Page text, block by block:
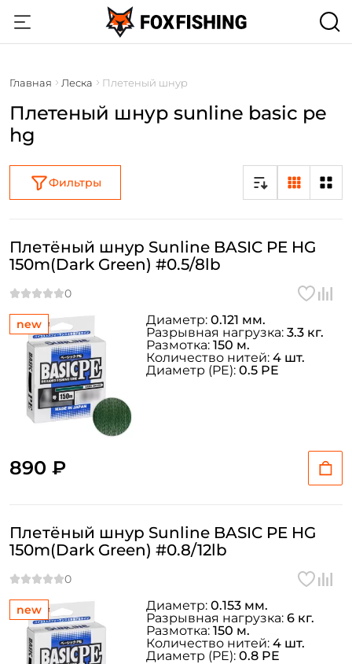
Главная Леска Плетеный шнур
Плетеный шнур sunline basic pe
hg
Фильтры
new
Плетёный шнур Sunline BASIC PE HG
150m(Dark Green) #0.5/8lb
890 ₽
Диаметр: 0.121 мм.
Разрывная нагрузка: 3.3 кг.
Размотка: 150 м.
Количество нитей: 4 шт.
Диаметр (PE): 0.5 PE
new
Плетёный шнур Sunline BASIC PE HG
150m(Dark Green) #0.8/12lb
Диаметр: 0.153 мм.
Разрывная нагрузка: 6 кг.
Размотка: 150 м.
Количество нитей: 4 шт.
Диаметр (PE): 0.8 PE